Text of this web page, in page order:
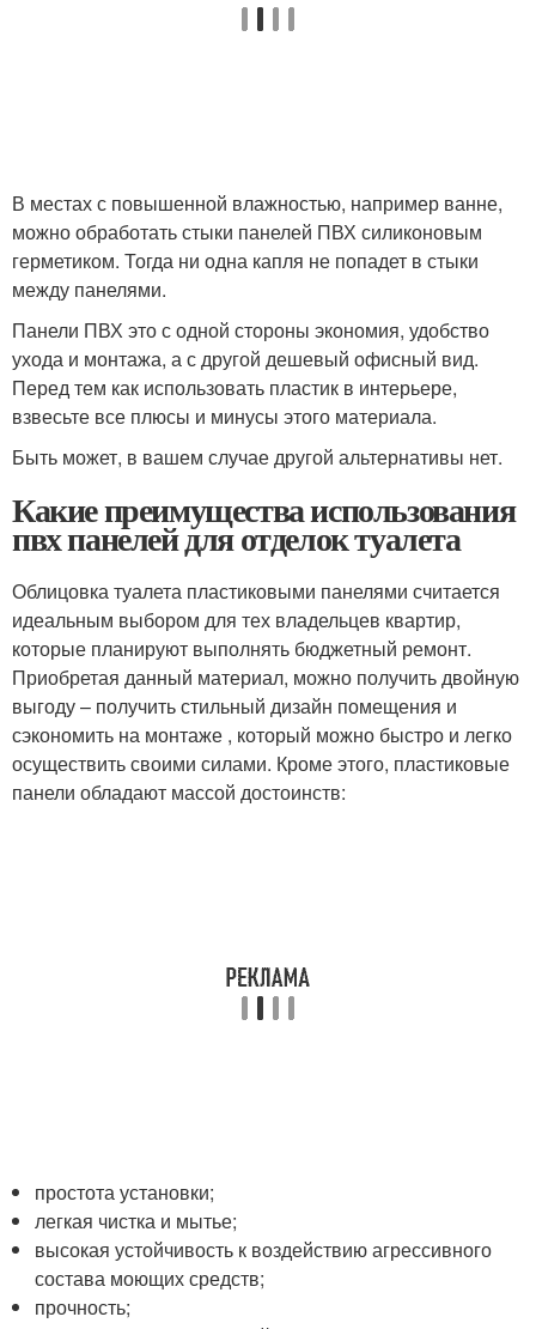
В местах с повышенной влажностью, например ванне,
можно обработать стыки панелей ПВХ силиконовым
герметиком. Тогда ни одна капля не попадет в стыки
между панелями.
Панели ПВХ это с одной стороны экономия, удобство
ухода и монтажа, а с другой дешевый офисный вид.
Перед тем как использовать пластик в интерьере,
взвесьте все плюсы и минусы этого материала.
Быть может, в вашем случае другой альтернативы нет.
Какие преимущества использования
пвх панелей для отделок туалета
Облицовка туалета пластиковыми панелями считается
идеальным выбором для тех владельцев квартир,
которые планируют выполнять бюджетный ремонт.
Приобретая данный материал, можно получить двойную
выгоду – получить стильный дизайн помещения и
сэкономить на монтаже , который можно быстро и легко
осуществить своими силами. Кроме этого, пластиковые
панели обладают массой достоинств:
простота установки;
легкая чистка и мытье;
высокая устойчивость к воздействию агрессивного
состава моющих средств;
прочность;